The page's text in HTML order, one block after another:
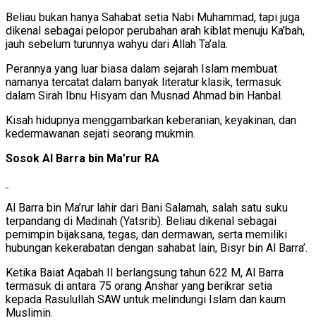
Beliau bukan hanya Sahabat setia Nabi Muhammad, tapi juga
dikenal sebagai pelopor perubahan arah kiblat menuju Ka’bah,
jauh sebelum turunnya wahyu dari Allah Ta’ala.
Perannya yang luar biasa dalam sejarah Islam membuat
namanya tercatat dalam banyak literatur klasik, termasuk
dalam Sirah Ibnu Hisyam dan Musnad Ahmad bin Hanbal.
Kisah hidupnya menggambarkan keberanian, keyakinan, dan
kedermawanan sejati seorang mukmin.
Sosok Al Barra bin Ma’rur RA
Al Barra bin Ma’rur lahir dari Bani Salamah, salah satu suku
terpandang di Madinah (Yatsrib). Beliau dikenal sebagai
pemimpin bijaksana, tegas, dan dermawan, serta memiliki
hubungan kekerabatan dengan sahabat lain, Bisyr bin Al Barra’.
Ketika Baiat Aqabah II berlangsung tahun 622 M, Al Barra
termasuk di antara 75 orang Anshar yang berikrar setia
kepada Rasulullah SAW untuk melindungi Islam dan kaum
Muslimin.